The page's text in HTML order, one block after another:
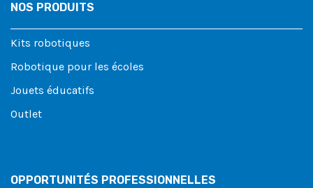
NOS PRODUITS
Kits robotiques
Robotique pour les écoles
Jouets éducatifs
Outlet
OPPORTUNITÉS PROFESSIONNELLES